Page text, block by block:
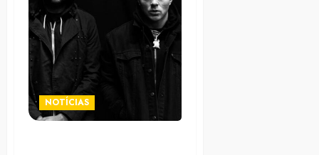
NOTÍCIAS